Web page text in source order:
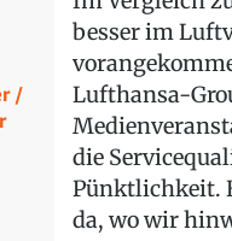
/
besser im
Lufthansa-
die
Pünktlichkeit.
da, wo wir